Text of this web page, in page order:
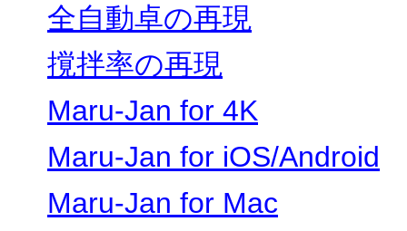
全自動卓の再現
撹拌率の再現
Maru-Jan for 4K
Maru-Jan for iOS/Android
Maru-Jan for Mac